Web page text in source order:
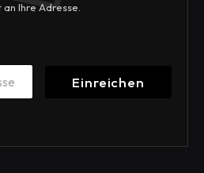
an Ihre Adresse.
Einreichen